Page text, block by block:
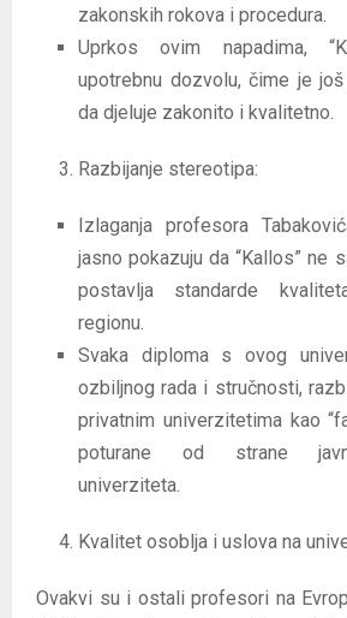
zakonskih rokova i procedura.
Uprkos ovim napadima,
upotrebnu dozvolu, čime je
da djeluje zakonito i kvalitetno.
Razbijanje stereotipa:
Izlaganja profesora
jasno pokazuju da “Kallos” ne
postavlja standarde
regionu.
Svaka diploma s ovog
ozbiljnog rada i stručnosti,
privatnim univerzitetima kao
poturane od strane
univerziteta.
Kvalitet osoblja i uslova na
Ovakvi su i ostali profesori na